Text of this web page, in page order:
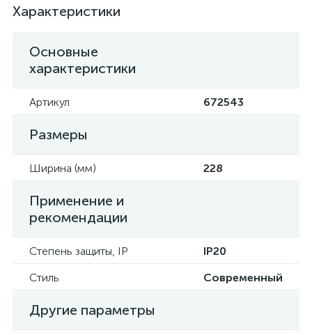
Характеристики
Основные
характеристики
Артикул 672543
Размеры
Ширина (мм) 228
Применение и
рекомендации
Степень защиты, IP
IP20
Стиль
Современный
Другие параметры